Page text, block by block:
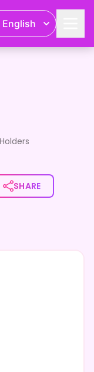
English
が大好きな泡星月
Holders
SHARE